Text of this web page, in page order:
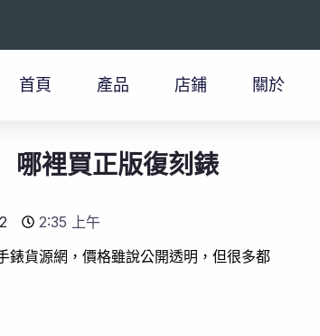
首頁 產品 店鋪 關於
哪裡買正版復刻錶
2:35 上午
錶貨源網，價格雖說公開透明，但很多都